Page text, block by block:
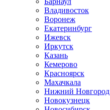
Владивосток
Воронеж
Екатеринбург
Ижевск
Иркутск
Казань
Кемерово
Красноярск
Махачкала
Нижний Новгород
Новокузнецк